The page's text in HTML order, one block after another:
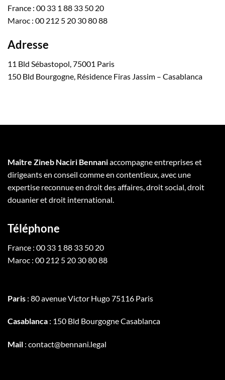
France : 00 33 1 88 33 50 20
Maroc : 00 212 5 20 30 80 88
Adresse
11 Bld Sébastopol, 75001 Paris
150 Bld Bourgogne, Résidence Firas Jassim – Casablanca
Maître Zineb Naciri Bennaniaccompagne entreprises et
dirigeants en conseil comme en contentieux, avec une
expertise reconnue en droit des affaires, droit social, droit
douanier et droit international.
Téléphone
France : 00 33 1 88 33 50 20
Maroc : 00 212 5 20 30 80 88
Paris : 80 avenue Victor Hugo 75116 Paris
Casablanca : 150 Bld Bourgogne Casablanca
Mail : contact@bennani.legal